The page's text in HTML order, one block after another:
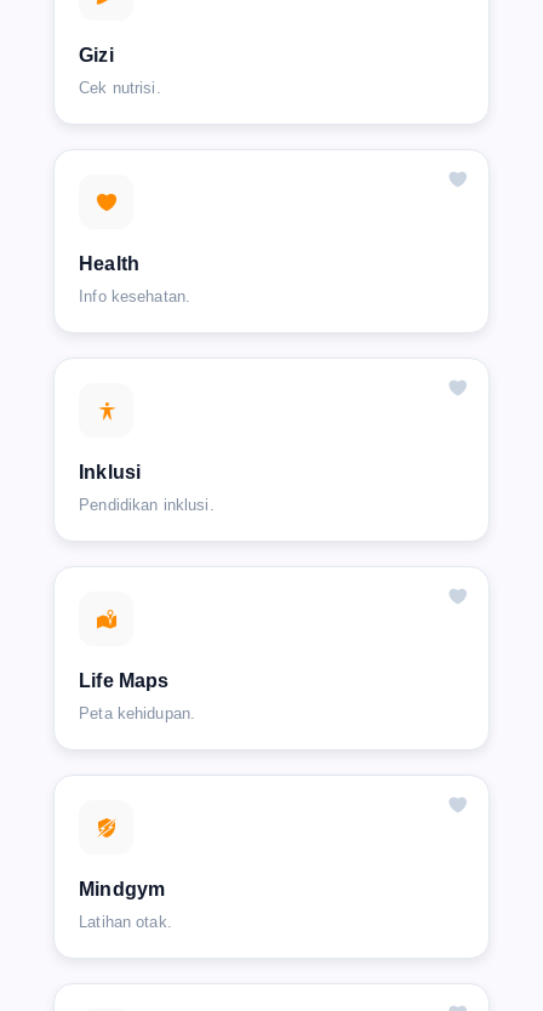
Gizi
Cek nutrisi.
Health
Info kesehatan.
Inklusi
Pendidikan inklusi.
Life Maps
Peta kehidupan.
Mindgym
Latihan otak.